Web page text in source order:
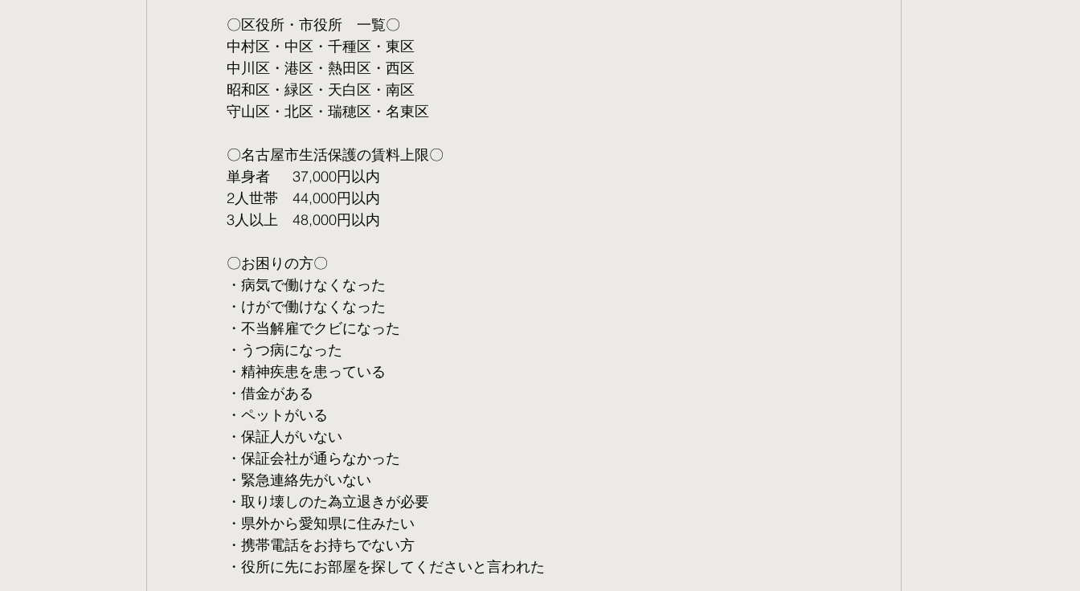
〇区役所・市役所　一覧〇
中村区・中区・千種区・東区
中川区・港区・熱田区・西区
昭和区・緑区・天白区・南区
守山区・北区・瑞穂区・名東区
〇名古屋市生活保護の賃料上限〇
単身者  　37,000円以内
2人世帯　44,000円以内
3人以上　48,000円以内
〇お困りの方〇
・病気で働けなくなった
・けがで働けなくなった
・不当解雇でクビになった
・うつ病になった
・精神疾患を患っている
・借金がある
・ペットがいる
・保証人がいない
・保証会社が通らなかった
・緊急連絡先がいない
・取り壊しのた為立退きが必要
・県外から愛知県に住みたい
・携帯電話をお持ちでない方
・役所に先にお部屋を探してくださいと言われた